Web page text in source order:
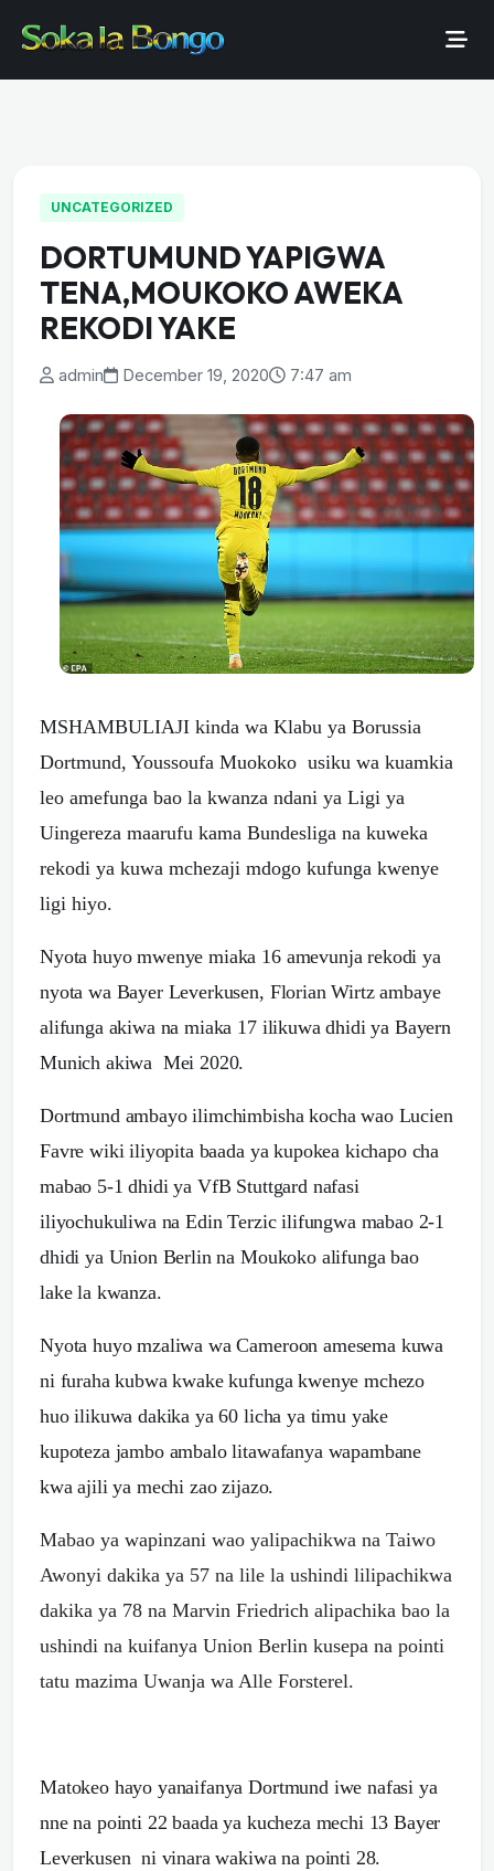
UNCATEGORIZED
DORTUMUND YAPIGWA
TENA,MOUKOKO AWEKA
REKODI YAKE
admin December 19, 2020 7:47 am
MSHAMBULIAJI kinda wa Klabu ya Borussia
Dortmund, Youssoufa Muokoko usiku wa kuamkia
leo amefunga bao la kwanza ndani ya Ligi ya
Uingereza maarufu kama Bundesliga na kuweka
rekodi ya kuwa mchezaji mdogo kufunga kwenye
ligi hiyo.
Nyota huyo mwenye miaka 16 amevunja rekodi ya
nyota wa Bayer Leverkusen, Florian Wirtz ambaye
alifunga akiwa na miaka 17 ilikuwa dhidi ya Bayern
Munich akiwa Mei 2020.
Dortmund ambayo ilimchimbisha kocha wao Lucien
Favre wiki iliyopita baada ya kupokea kichapo cha
mabao 5-1 dhidi ya VfB Stuttgard nafasi
iliyochukuliwa na Edin Terzic ilifungwa mabao 2-1
dhidi ya Union Berlin na Moukoko alifunga bao
lake la kwanza.
Nyota huyo mzaliwa wa Cameroon amesema kuwa
ni furaha kubwa kwake kufunga kwenye mchezo
huo ilikuwa dakika ya 60 licha ya timu yake
kupoteza jambo ambalo litawafanya wapambane
kwa ajili ya mechi zao zijazo.
Mabao ya wapinzani wao yalipachikwa na Taiwo
Awonyi dakika ya 57 na lile la ushindi lilipachikwa
dakika ya 78 na Marvin Friedrich alipachika bao la
ushindi na kuifanya Union Berlin kusepa na pointi
tatu mazima Uwanja wa Alle Forsterel.
Matokeo hayo yanaifanya Dortmund iwe nafasi ya
nne na pointi 22 baada ya kucheza mechi 13Bayer
Leverkusen ni vinara wakiwa na pointi 28.